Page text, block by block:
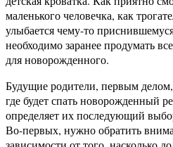
маленького человечка, как
улыбается чему-то
необходимо заранее продумать
для новорожденного.
Будущие родители, первым
где будет спать новорожденный
определяет их последующий
Во-первых, нужно обратить